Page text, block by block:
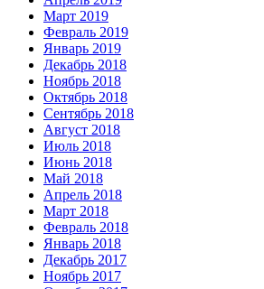
Март 2019
Февраль 2019
Январь 2019
Декабрь 2018
Ноябрь 2018
Октябрь 2018
Сентябрь 2018
Август 2018
Июль 2018
Июнь 2018
Май 2018
Апрель 2018
Март 2018
Февраль 2018
Январь 2018
Декабрь 2017
Ноябрь 2017